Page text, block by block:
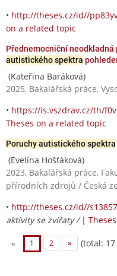
• http://theses.cz/id//
on a related topic
Přednemocniční neodkladná
autistického spektra
(Kateřina Baráková)
2025, Bakalářská práce,
• https://is.vszdrav.cz/th/
Theses on a related topic
Poruchy autistického spektra
(Evelína Hošťáková)
2023, Bakalářská práce,
přírodních zdrojů / Česká
• http://theses.cz/id//
aktivity se zvířaty / |
« 1 2 » (total: